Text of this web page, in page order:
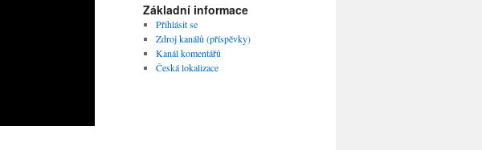
Základní informace
Přihlásit se
Zdroj kanálů (příspěvky)
Kanál komentářů
Česká lokalizace